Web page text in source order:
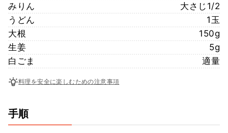
みりん
大さじ1/2
うどん
1玉
大根
150g
生姜
5g
白ごま
適量
料理を安全に楽しむための注意事項
手順